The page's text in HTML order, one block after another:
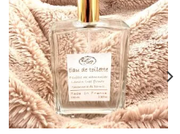
Ajouter
à la
wishlist